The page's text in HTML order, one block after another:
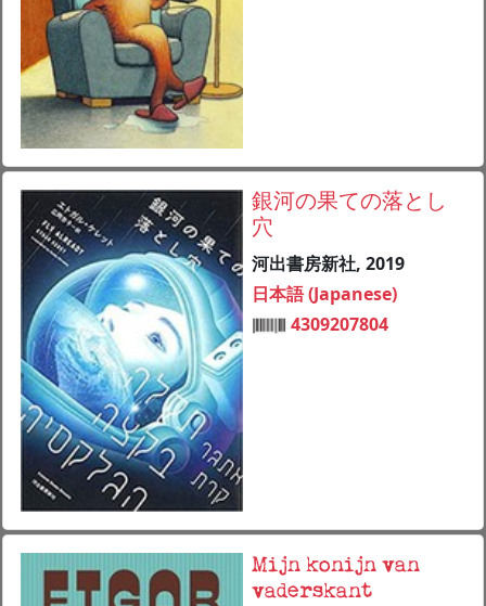
銀河の果ての落とし
穴
河出書房新社, 2019
日本語 (Japanese)
4309207804
Mijn konijn van
vaderskant